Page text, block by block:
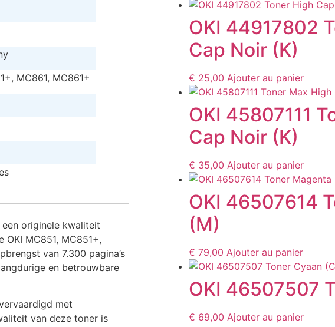
MC861, MC861+
een originele kwaliteit
MC851, MC851+,
van 7.300 pagina’s
en betrouwbare
met
van deze toner is
OKI 44917802
Cap Noir (K)
€ 25,00 Ajouter au panier
OKI 45807111
Cap Noir (K)
€ 35,00 Ajouter au panier
OKI 46507614
(M)
€ 79,00 Ajouter au panier
OKI 46507507
€ 69,00 Ajouter au panier